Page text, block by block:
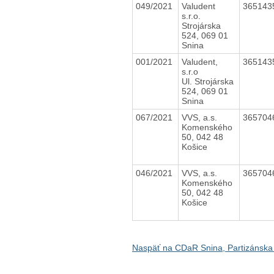
049/2021
Valudent
s.r.o.
Strojárska
524, 069 01
Snina
001/2021
Valudent,
s.r.o
Ul. Strojárska
524, 069 01
Snina
067/2021
VVS, a.s.
Komenského
50, 042 48
Košice
046/2021
VVS, a.s.
Komenského
50, 042 48
Košice
Naspäť na CDaR Snina,